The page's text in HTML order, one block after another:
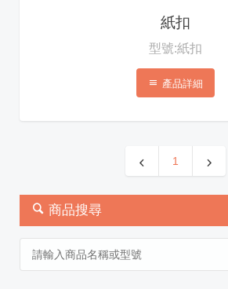
紙扣
型號:紙扣
產品詳細
1
商品搜尋